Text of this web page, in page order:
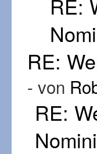
RE:
RE:
- von
RE: